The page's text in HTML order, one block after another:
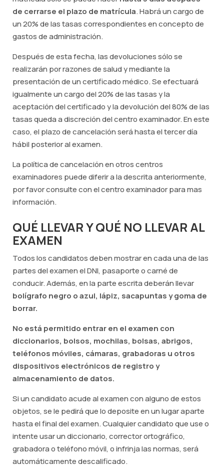
de cerrarse el plazo de matrícula. Habrá un cargo de
un 20% de las tasas correspondientes en concepto de
gastos de administración.
Después de esta fecha, las devoluciones sólo se
realizarán por razones de salud y mediante la
presentación de un certificado médico. Se efectuará
igualmente un cargo del 20% de las tasas y la
aceptación del certificado y la devolución del 80% de las
tasas queda a discreción del centro examinador. En este
caso, el plazo de cancelación será hasta el tercer día
hábil posterior al examen.
La política de cancelación en otros centros
examinadores puede diferir a la descrita anteriormente,
por favor consulte con el centro examinador para mas
información.
QUÉ LLEVAR Y QUÉ NO LLEVAR AL
EXAMEN
Todos los candidatos deben mostrar en cada una de las
partes del examen el DNI, pasaporte o carné de
conducir. Además, en la parte escrita deberán llevar
bolígrafo negro o azul, lápiz, sacapuntas y goma de
borrar.
No está permitido entrar en el examen con
diccionarios, bolsos, mochilas, bolsas, abrigos,
teléfonos móviles, cámaras, grabadoras u otros
dispositivos electrónicos de registro y
almacenamiento de datos.
Si un candidato acude al examen con alguno de estos
objetos, se le pedirá que lo deposite en un lugar aparte
hasta el final del examen. Cualquier candidato que use o
intente usar un diccionario, corrector ortográfico,
grabadora o teléfono móvil, o infrinja las normas, será
automáticamente descalificado.